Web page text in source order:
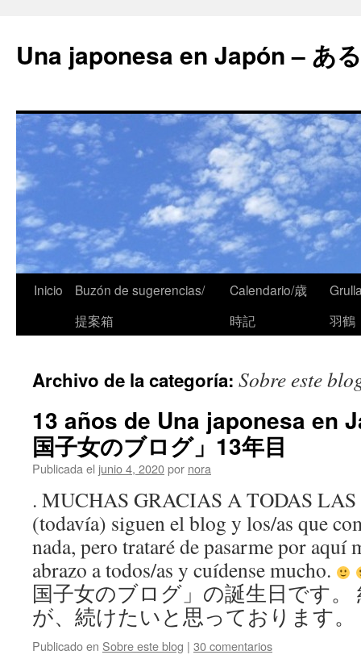
Una japonesa en Japón – あ
Inicio
Buzón de sugerencias/
提案箱
Calendario/歳
時記
羽鶴
Archivo de la categoría: Sobre este
13 años de Una japonesa en
国子女のブログ」13年目
Publicada el junio 4, 2020por nora
. MUCHAS GRACIAS A TODAS LAS
(todavía) siguen el blog y los/as que
nada, pero trataré de pasarme por aquí
abrazo a todos/as y cuídense mucho.
国子女のブログ」の誕生日です
が、続けたいと思っております
Publicado en Sobre este blog | 30 comentarios